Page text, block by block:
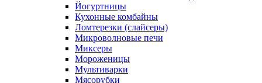
Йогуртницы
Кухонные комбайны
Ломтерезки (слайсеры)
Микроволновые печи
Миксеры
Мороженицы
Мультиварки
Мясорубки